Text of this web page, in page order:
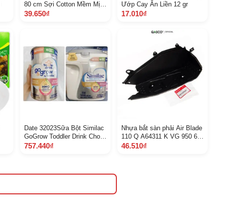
80 cm Sợi Cotton Mềm Mịn,
Thấm Hút Tốt, Không Xổ
39.650₫
Ướp Cay Ăn Liền 12 gr
17.010₫
Date 32023Sữa Bột Similac
GoGrow Toddler Drink Cho
Bé Từ 1236 tháng 1.13 kg
757.440₫
Nhựa bắt sàn phải Air Blade
110 Q A64311 K VG 950 6 C
2 D
46.510₫